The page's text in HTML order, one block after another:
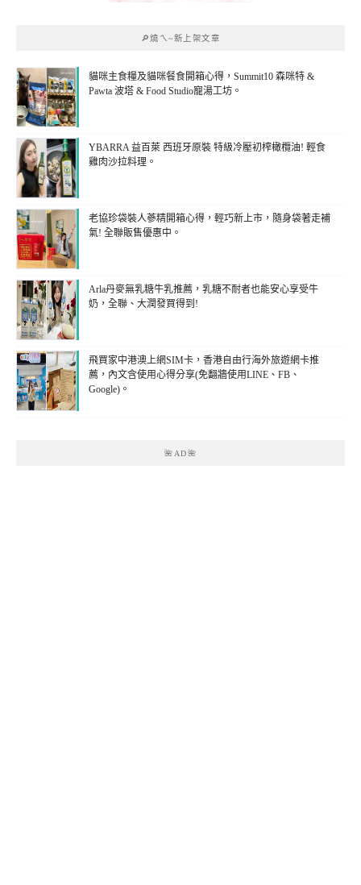
🔎燒ㄟ~新上架文章
貓咪主食糧及貓咪餐食開箱心得，Summit10 森咪特 &
Pawta 波塔 & Food Studio寵湯工坊。
YBARRA 益百萊 西班牙原裝 特級冷壓初榨橄欖油! 輕食
雞肉沙拉料理。
老協珍袋裝人蔘精開箱心得，輕巧新上市，隨身袋著走補
氣! 全聯販售優惠中。
Arla丹麥無乳糖牛乳推薦，乳糖不耐者也能安心享受牛
奶，全聯、大潤發買得到!
飛買家中港澳上網SIM卡，香港自由行海外旅遊網卡推
薦，內文含使用心得分享(免翻牆使用LINE、FB、
Google)。
🌺AD🌺